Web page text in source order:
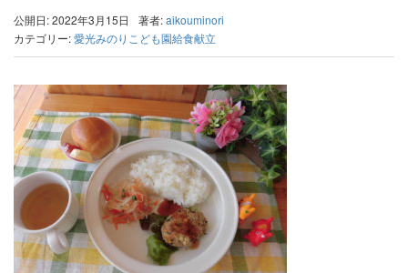
公開日: 2022年3月15日 著者:aikouminori
カテゴリー:愛光みのりこども園給食献立